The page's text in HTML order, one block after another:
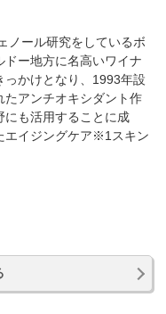
ノール研究をしているボ
ー地方に名高いワイナ
っかけとなり、1993年設
たアンチオキシダント作
にも活用することに成
エイジングケア※1スキン